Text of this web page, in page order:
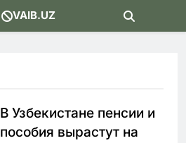
VAIB.UZ
В Узбекистане пенсии и
пособия вырастут на